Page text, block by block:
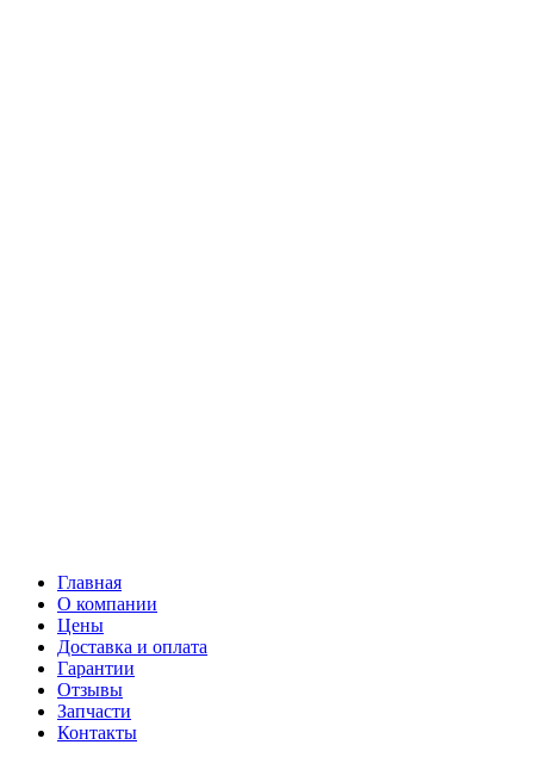
Главная
О компании
Цены
Доставка и оплата
Гарантии
Отзывы
Запчасти
Контакты